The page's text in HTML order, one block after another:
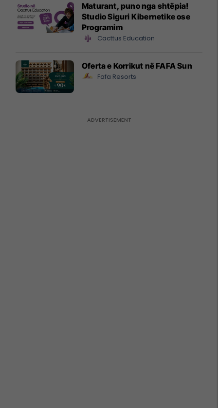
Maturant, puno nga shtëpia!
Studio Siguri Kibernetike ose
Programim
Cacttus Education
Oferta e Korrikut në FAFA Sun
Fafa Resorts